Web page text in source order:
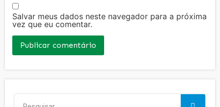
Salvar meus dados neste navegador para a próxima
vez que eu comentar.